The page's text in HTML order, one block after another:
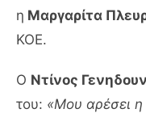
η Μαργαρίτα
ΚΟΕ.
Ο Ντίνος
του: «Μου αρέσει